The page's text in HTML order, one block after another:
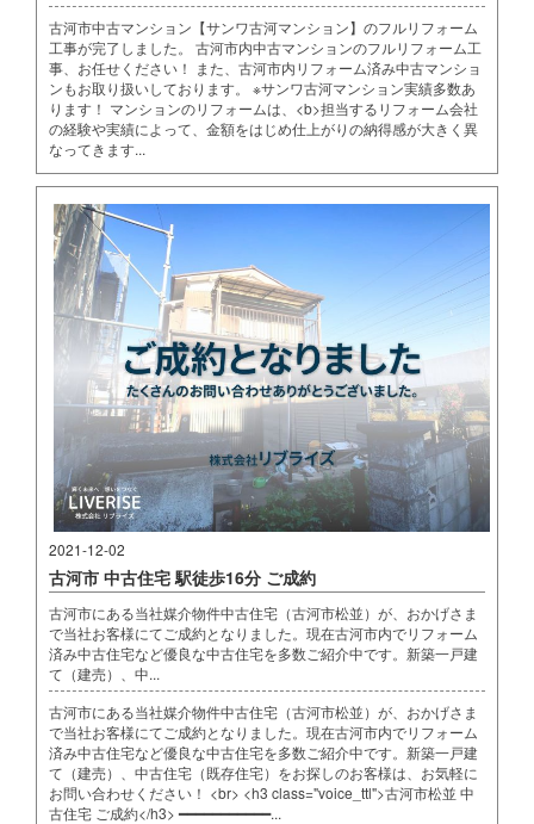
古河市中古マンション【サンワ古河マンション】のフルリフォーム
工事が完了しました。 古河市内中古マンションのフルリフォーム工
事、お任せください！ また、古河市内リフォーム済み中古マンショ
ンもお取り扱いしております。 ※サンワ古河マンション実績多数あ
ります！ マンションのリフォームは、<b>担当するリフォーム会社
の経験や実績によって、金額をはじめ仕上がりの納得感が大きく異
なってきます...
2021-12-02
古河市 中古住宅 駅徒歩16分 ご成約
古河市にある当社媒介物件中古住宅（古河市松並）が、おかげさま
で当社お客様にてご成約となりました。現在古河市内でリフォーム
済み中古住宅など優良な中古住宅を多数ご紹介中です。新築一戸建
て（建売）、中...
古河市にある当社媒介物件中古住宅（古河市松並）が、おかげさま
で当社お客様にてご成約となりました。現在古河市内でリフォーム
済み中古住宅など優良な中古住宅を多数ご紹介中です。新築一戸建
て（建売）、中古住宅（既存住宅）をお探しのお客様は、お気軽に
お問い合わせください！ <br> <h3 class="voice_ttl">古河市松並 中
古住宅 ご成約</h3> ━━━━━━━━━━━...